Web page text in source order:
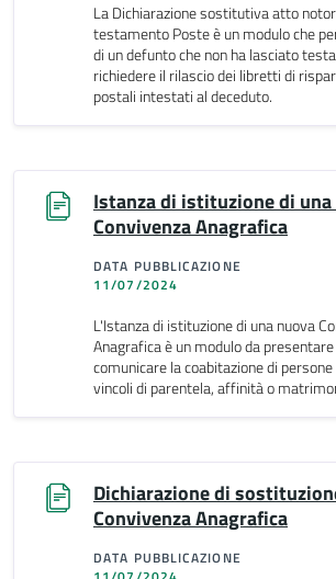
La Dichiarazione sostitutiva atto
testamento Poste è un modulo che
di un defunto che non ha lasciato
richiedere il rilascio dei libretti di
postali intestati al deceduto.
Istanza di istituzione di
Convivenza Anagrafica
DATA PUBBLICAZIONE
11/07/2024
L'Istanza di istituzione di una nuova
Anagrafica è un modulo da
comunicare la coabitazione di
vincoli di parentela, affinità o
Dichiarazione di
Convivenza Anagrafica
DATA PUBBLICAZIONE